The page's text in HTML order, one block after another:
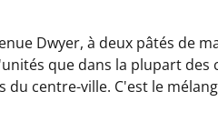
Dwyer, à deux pâtés de
que dans la plupart des
centre-ville. C'est le